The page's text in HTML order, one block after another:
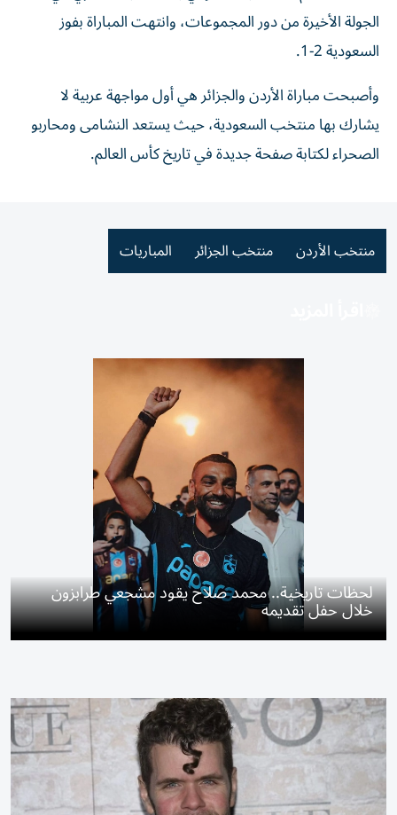
الجولة الأخيرة من دور المجموعات، وانتهت المباراة بفوز
السعودية 2-1.
وأصبحت مباراة الأردن والجزائر هي أول مواجهة عربية لا
يشارك بها منتخب السعودية، حيث يستعد النشامى ومحاربو
الصحراء لكتابة صفحة جديدة في تاريخ كأس العالم.
منتخب الأردن منتخب الجزائر المباريات
لحظات تاريخية.. محمد صلاح يقود مشجعي طرابزون
خلال حفل تقديمه